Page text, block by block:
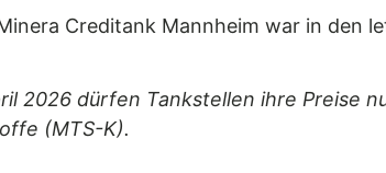
Creditank Mannheim war in den
2026 dürfen Tankstellen ihre Preise
(MTS-K).